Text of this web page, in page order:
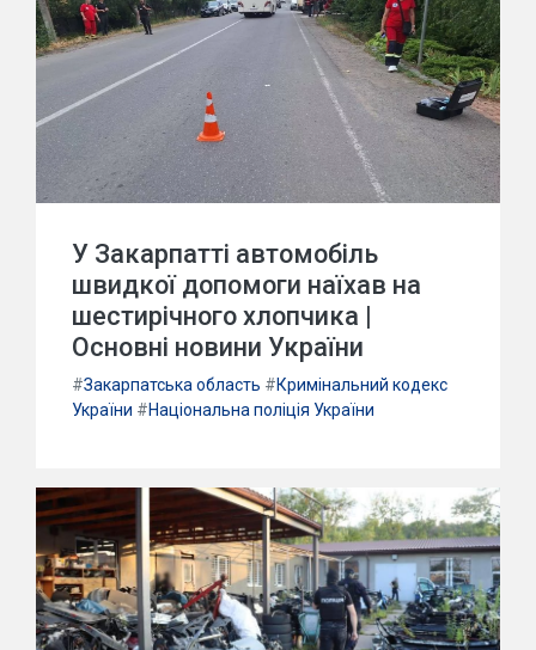
У Закарпатті автомобіль
швидкої допомоги наїхав на
шестирічного хлопчика |
Основні новини України
#Закарпатська область #Кримінальний кодекс
України #Національна поліція України